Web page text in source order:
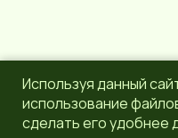
Используя данный
использование
сделать его удобнее